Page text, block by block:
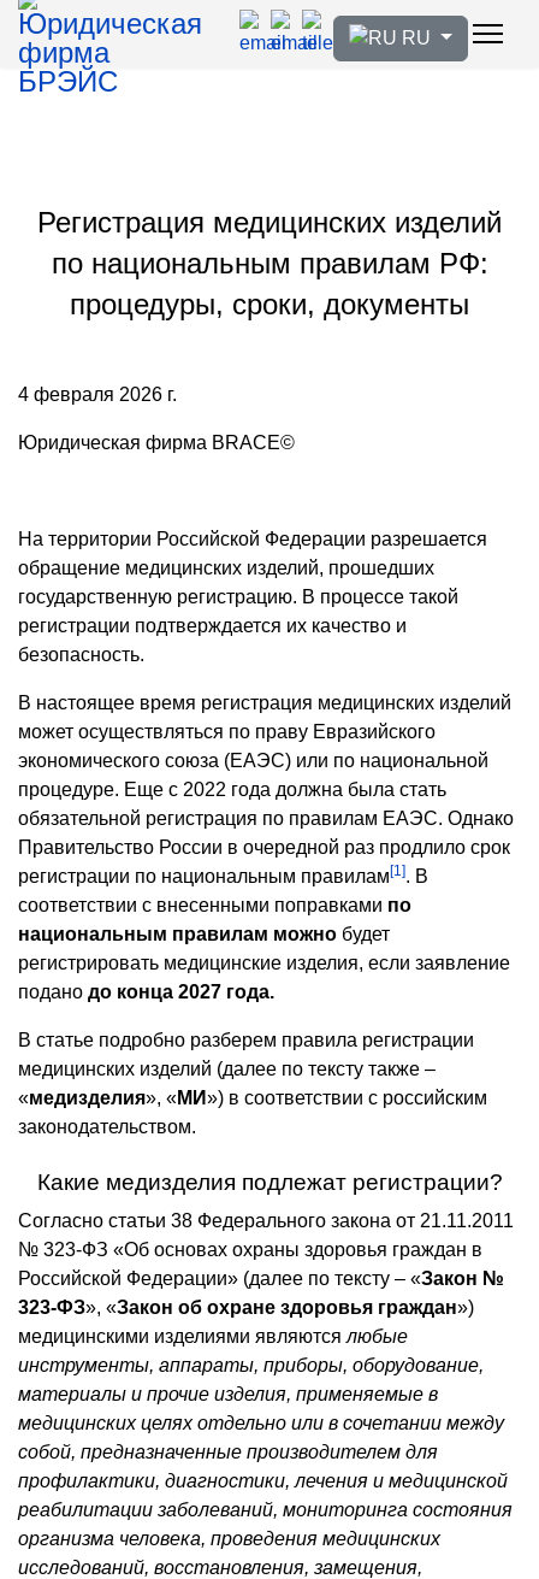
Выберите язык
RU
Регистрация медицинских изделий
по национальным правилам РФ:
процедуры, сроки, документы
4 февраля 2026 г.
Юридическая фирма BRACE©
На территории Российской Федерации разрешается
обращение медицинских изделий, прошедших
государственную регистрацию. В процессе такой
регистрации подтверждается их качество и
безопасность.
В настоящее время регистрация медицинских изделий
может осуществляться по праву Евразийского
экономического союза (ЕАЭС) или по национальной
процедуре. Еще с 2022 года должна была стать
обязательной регистрация по правилам ЕАЭС. Однако
Правительство России в очередной раз продлило срок
регистрации по национальным правилам[1]. В
соответствии с внесенными поправками по
национальным правилам можно будет
регистрировать медицинские изделия, если заявление
подано до конца 2027 года.
В статье подробно разберем правила регистрации
медицинских изделий (далее по тексту также –
«медизделия», «МИ») в соответствии с российским
законодательством.
Какие медизделия подлежат регистрации?
Согласно статьи 38 Федерального закона от 21.11.2011
№ 323-ФЗ «Об основах охраны здоровья граждан в
Российской Федерации» (далее по тексту – «Закон №
323-ФЗ», «Закон об охране здоровья граждан»)
медицинскими изделиями являются любые
инструменты, аппараты, приборы, оборудование,
материалы и прочие изделия, применяемые в
медицинских целях отдельно или в сочетании между
собой, предназначенные производителем для
профилактики, диагностики, лечения и медицинской
реабилитации заболеваний, мониторинга состояния
организма человека, проведения медицинских
исследований, восстановления, замещения,